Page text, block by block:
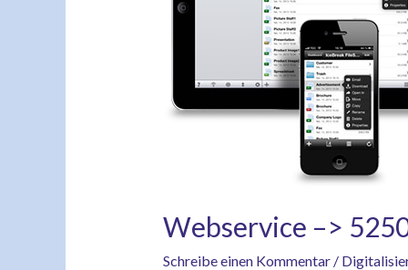
Webservice –>
Schreibe einen Kommentar /